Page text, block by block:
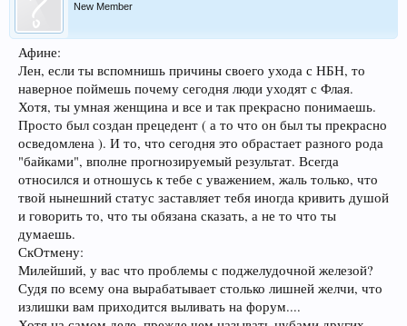
New Member
Афине:
Лен, если ты вспомнишь причины своего ухода с НБН, то
наверное поймешь почему сегодня люди уходят с Флая.
Хотя, ты умная женщина и все и так прекрасно понимаешь.
Просто был создан прецедент ( а то что он был ты прекрасно
осведомлена ). И то, что сегодня это обрастает разного рода
"байками", вполне прогнозируемый результат. Всегда
относился и отношусь к тебе с уважением, жаль только, что
твой нынешний статус заставляет тебя иногда кривить душой
и говорить то, что ты обязана сказать, а не то что ты
думаешь.
СкОтмену:
Милейший, у вас что проблемы с поджелудочной железой?
Судя по всему она вырабатывает столько лишней желчи, что
излишки вам приходится выливать на форум....